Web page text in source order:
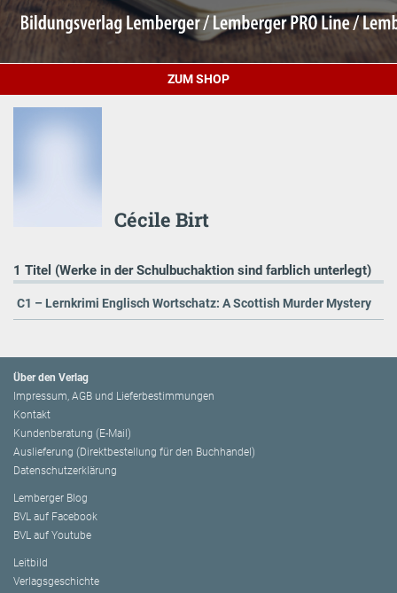
ZUM SHOP
Cécile Birt
1 Titel (Werke in der Schulbuchaktion sind farblich unterlegt)
C1 – Lernkrimi Englisch Wortschatz: A Scottish Murder Mystery
Über den Verlag
Impressum, AGB und Lieferbestimmungen
Kontakt
Kundenberatung (E-Mail)
Auslieferung (Direktbestellung für den Buchhandel)
Datenschutzerklärung
Lemberger Blog
BVL auf Facebook
BVL auf Youtube
Leitbild
Verlagsgeschichte